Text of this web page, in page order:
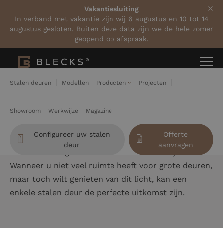
Vakantiesluiting
In verband met vakantie zijn wij 6 augustus en 10 tot 14
augustus gesloten. Buiten deze data zijn we de hele zomer
geopend op afspraak.
Stalen deuren Modellen Producten Projecten
Showroom Werkwijze Magazine
Configureer uw stalen
deur
Offerte
aanvragen
Home Stalen deuren Enkele stalen deuren
Prachtig en functioneel
Enkele stalen
deuren
De ruimte zal gevuld worden met natuurlijk licht.
Wanneer u niet veel ruimte heeft voor grote deuren,
maar toch wilt genieten van dit licht, kan een
enkele stalen deur de perfecte uitkomst zijn.